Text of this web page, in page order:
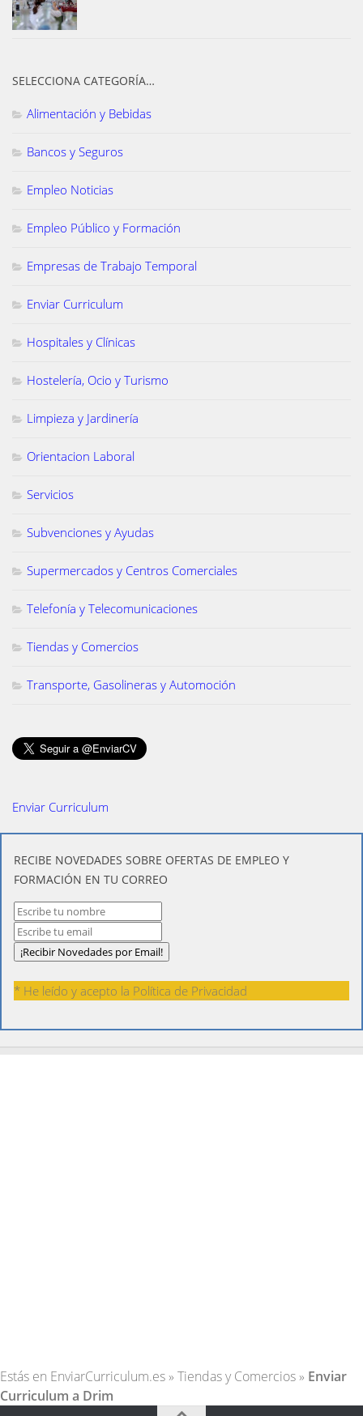
SELECCIONA CATEGORÍA…
Alimentación y Bebidas
Bancos y Seguros
Empleo Noticias
Empleo Público y Formación
Empresas de Trabajo Temporal
Enviar Curriculum
Hospitales y Clínicas
Hostelería, Ocio y Turismo
Limpieza y Jardinería
Orientacion Laboral
Servicios
Subvenciones y Ayudas
Supermercados y Centros Comerciales
Telefonía y Telecomunicaciones
Tiendas y Comercios
Transporte, Gasolineras y Automoción
Enviar Curriculum
​RECIBE NOVEDADES SOBRE OFERTAS DE EMPLEO Y
FORMACIÓN EN TU CORREO
* He leído y acepto la Política de Privacidad
Estás en EnviarCurriculum.es» Tiendas y Comercios» Enviar
Curriculum a Drim